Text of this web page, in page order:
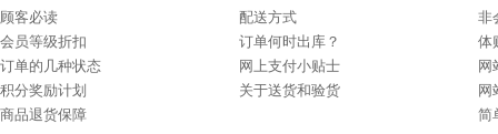
顾客必读
会员等级折扣
订单的几种状态
积分奖励计划
商品退货保障
配送方式
订单何时出库？
网上支付小贴士
关于送货和验货
非
体
网
网
简